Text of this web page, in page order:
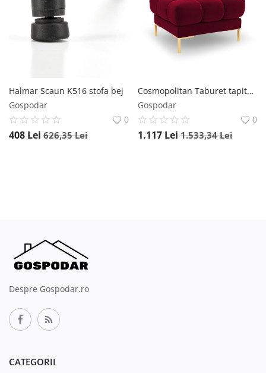
Halmar Scaun K516 stofa bej
Gospodar
0
408 Lei 626,35Lei
Cosmopolitan Taburet tapitat Bali velvet/picioare gold – L60 x l60 x h41
Gospodar
0
1.117 Lei 1.533,34Lei
Despre Gospodar.ro
CATEGORII